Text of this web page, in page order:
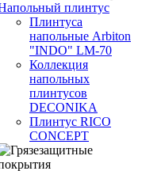
плинтус
Плинтуса
напольные Arbiton
"INDO" LM-70
Коллекция
напольных
плинтусов
DECONIKA
Плинтус RICO
CONCEPT